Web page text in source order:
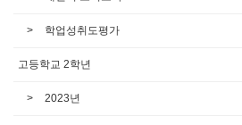
학업성취도평가
고등학교 2학년
2023년